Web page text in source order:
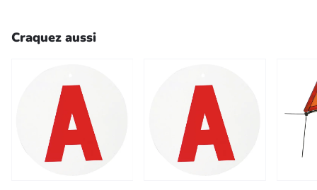
Craquez aussi